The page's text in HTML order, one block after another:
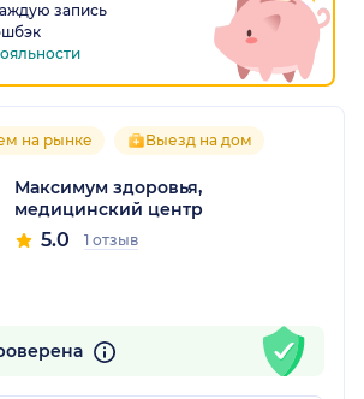
запись
на рынке Выезд на дом
Максимум здоровья,
медицинский центр
5.0 1 отзыв